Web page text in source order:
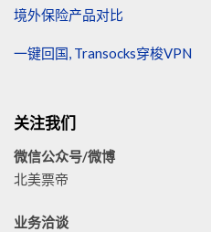
境外保险产品对比
一键回国, Transocks穿梭VPN
关注我们
微信公众号/微博
北美票帝
业务洽谈